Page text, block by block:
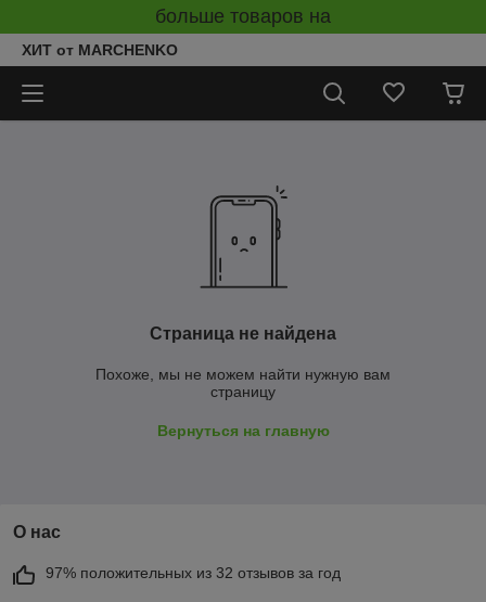
больше товаров на
ХИТ от MARCHENKO
Страница не найдена
Похоже, мы не можем найти нужную вам
страницу
Вернуться на главную
О нас
97% положительных из 32 отзывов за год